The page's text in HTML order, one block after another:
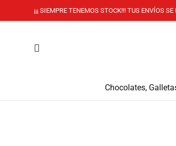
¡¡¡ SIEMPRE TENEMOS STOCK!!! TUS ENVÍOS
Chocolates,